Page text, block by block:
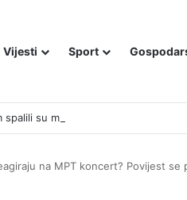
Vijesti Sport
su mu tijelo pred ostalim
na MPT koncert? Povijest se